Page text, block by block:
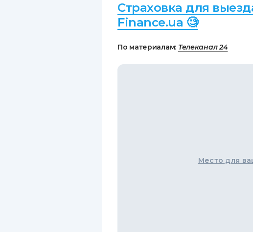
Страховка для
Finance.ua 🧐
По материалам: Телеканал 24
Место для